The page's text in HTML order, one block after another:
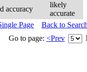
accuracy
likely
accurate
Page
Back to
Go to page: <Prev